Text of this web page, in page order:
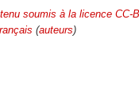
soumis à la licence CC-
(auteurs)